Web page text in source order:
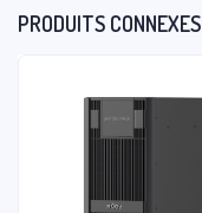
PRODUITS CONNEXES